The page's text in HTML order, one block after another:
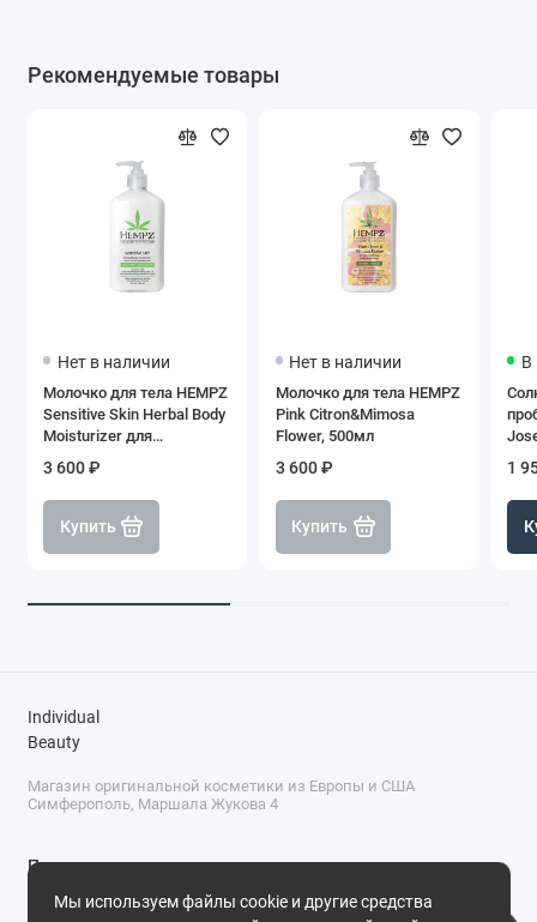
Рекомендуемые товары
Нет в наличии
Молочко для тела HEMPZ
Sensitive Skin Herbal Body
Moisturizer для
500мл
3 600 ₽
Купить
Нет в наличии
Молочко для тела HEMPZ
Pink Citron&Mimosa
Flower, 500мл
3 600 ₽
Купить
В
1
Мы используем файлы cookie и другие средства
Individual
Beauty
Магазин оригинальной косметики из Европы и США
Симферополь, Маршала Жукова 4
Поддержка
+7 (978) 586-46-46